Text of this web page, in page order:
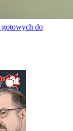
gotowych do